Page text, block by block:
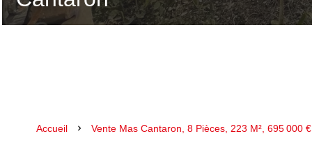
Accueil Vente Mas Cantaron, 8 Pièces, 223 M², 695 000 €